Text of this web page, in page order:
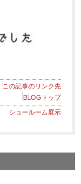
この記事のリンク先
BLOGトップ
ショールーム展示